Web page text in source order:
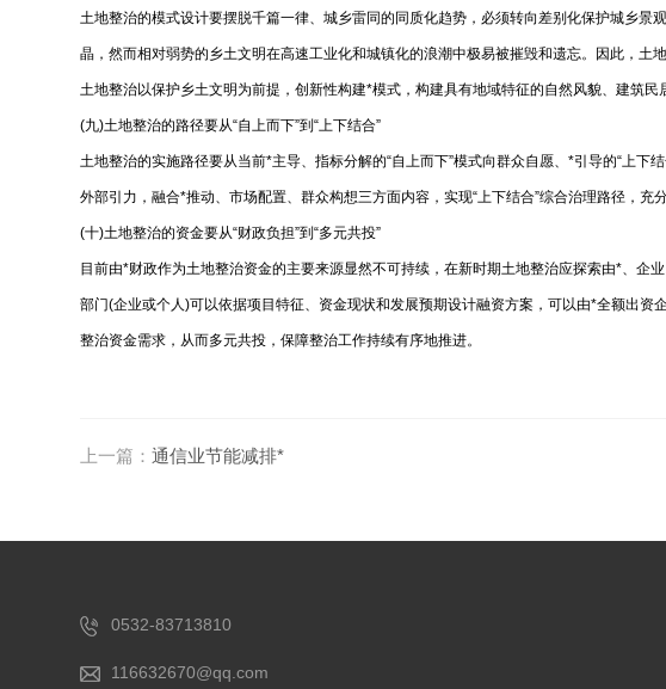
土地整治的模式设计要摆脱千篇一律、城乡雷同的同质化趋势，必须转向差别化保护城乡
晶，然而相对弱势的乡土文明在高速工业化和城镇化的浪潮中极易被摧毁和遗忘。因此，
土地整治以保护乡土文明为前提，创新性构建*模式，构建具有地域特征的自然风貌、
(九)土地整治的路径要从“自上而下”到“上下结合”
土地整治的实施路径要从当前*主导、指标分解的“自上而下”模式向群众自愿、*引导的“上
外部引力，融合*推动、市场配置、群众构想三方面内容，实现“上下结合”综合治理路
(十)土地整治的资金要从“财政负担”到“多元共投”
目前由*财政作为土地整治资金的主要来源显然不可持续，在新时期土地整治应探索由*、
部门(企业或个人)可以依据项目特征、资金现状和发展预期设计融资方案，可以由*全额出
整治资金需求，从而多元共投，保障整治工作持续有序地推进。
上一篇：通信业节能减排*
0532-83713810
116632670@qq.com